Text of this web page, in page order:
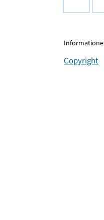
Copyright